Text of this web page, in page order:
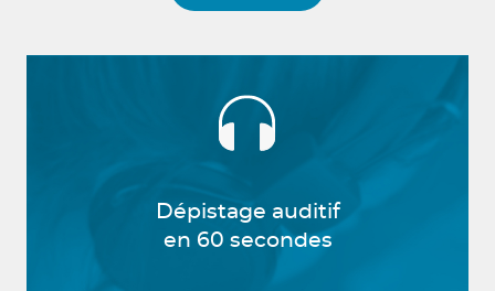
Dépistage auditif
en 60 secondes